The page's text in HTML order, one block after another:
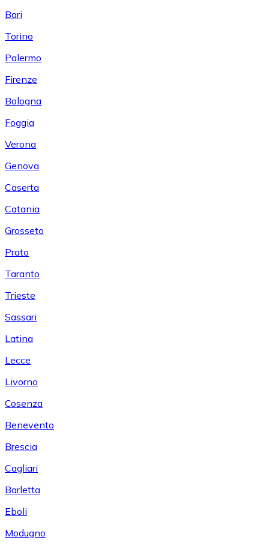
Bari
Torino
Palermo
Firenze
Bologna
Foggia
Verona
Genova
Caserta
Catania
Grosseto
Prato
Taranto
Trieste
Sassari
Latina
Lecce
Livorno
Cosenza
Benevento
Brescia
Cagliari
Barletta
Eboli
Modugno